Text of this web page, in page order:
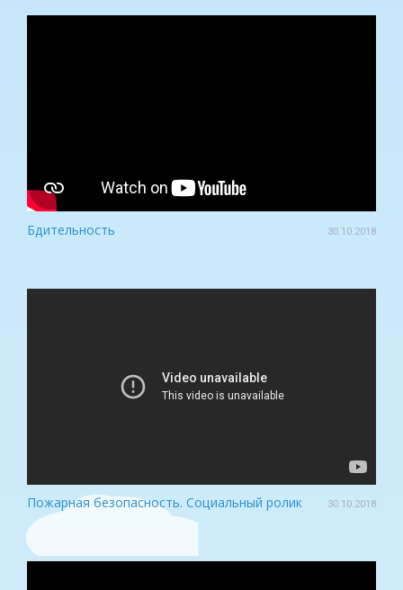
Бдительность 30.10.2018
Пожарная безопасность. Социальный ролик 30.10.2018